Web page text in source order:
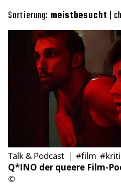
Sortierung: meistbesucht |
Talk & Podcast | #film
Q*INO der queere Film-
©